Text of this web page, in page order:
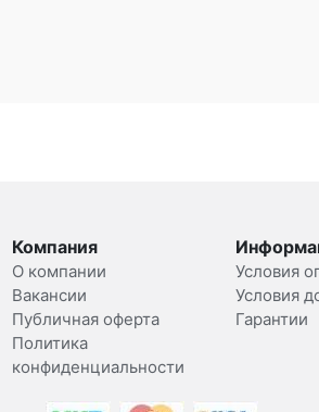
Компания
О компании
Вакансии
Публичная оферта
Политика
конфиденциальности
Условия
Условия
Гарантии